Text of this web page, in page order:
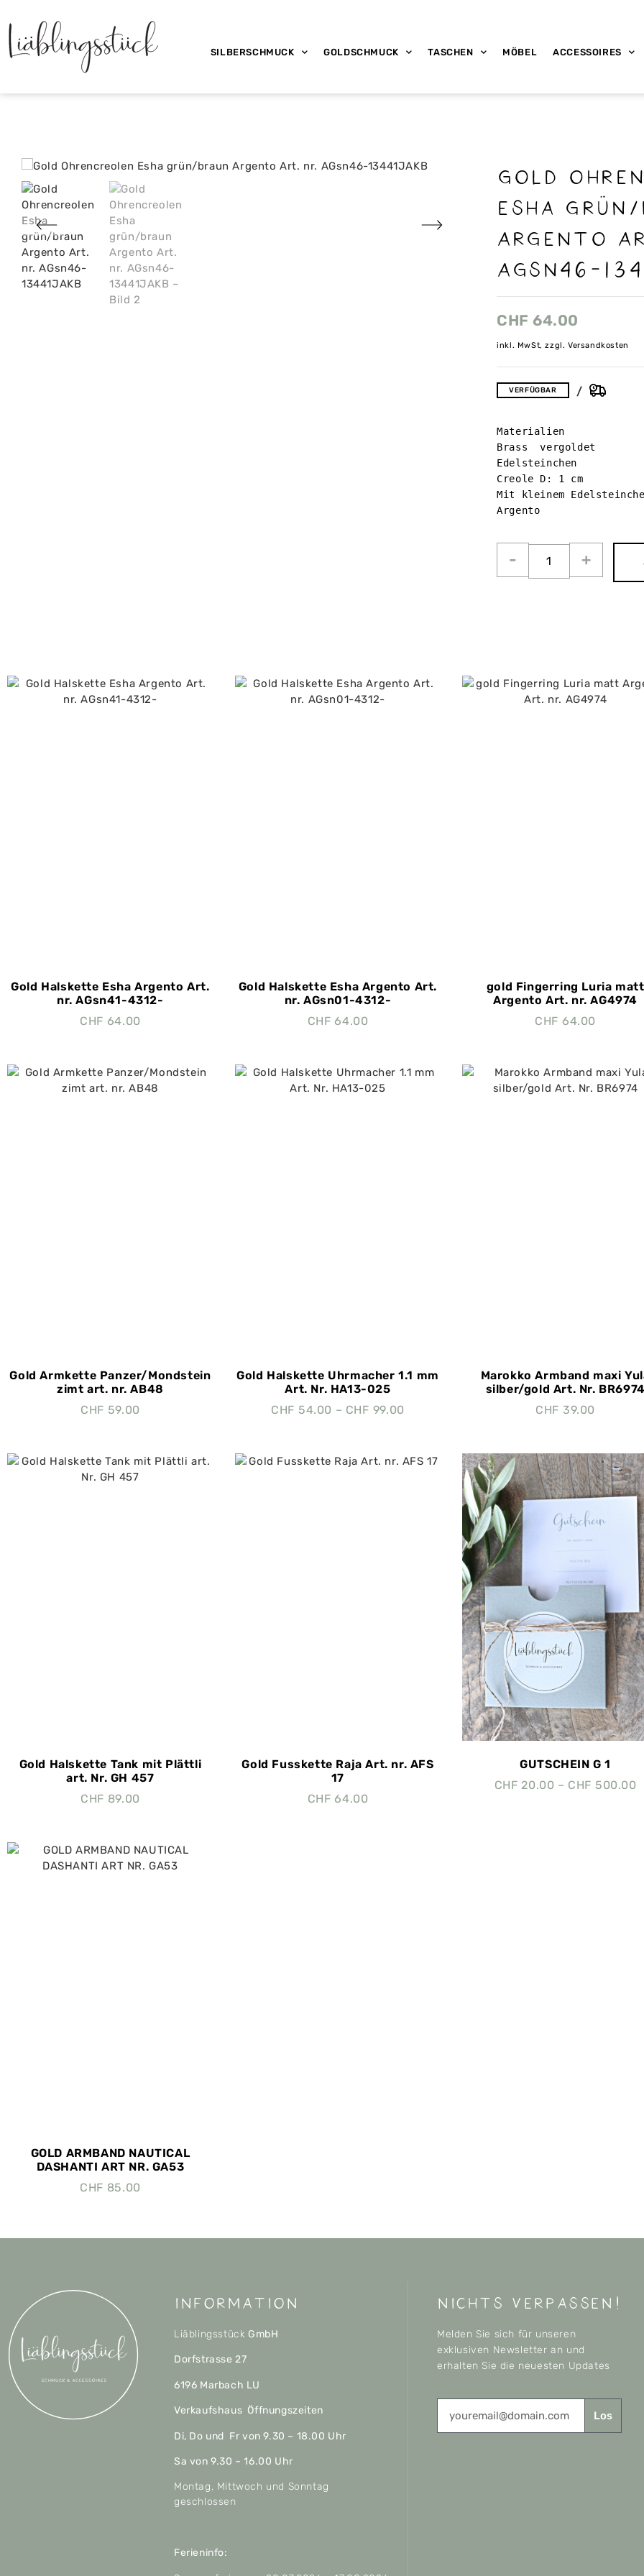
SILBERSCHMUCK GOLDSCHMUCK TASCHEN MÖBEL ACCESSOIRES
Gold
Esha
Argento
AGsn46-
CHF 64.00
inkl. MwSt, zzgl. Versandkosten
VERFÜGBAR
Materialien
Brass  vergoldet
Edelsteinchen
Creole D: 1 cm
Mit kleinem
Argento
Gold Halskette Esha Argento Art.
nr. AGsn41-4312-
CHF 64.00
Gold Halskette Esha Argento Art.
nr. AGsn01-4312-
CHF 64.00
gold Fingerring Luria matt
Argento Art. nr. AG4974
CHF 64.00
Gold Armkette Panzer/Mondstein
zimt art. nr. AB48
CHF 59.00
Gold Halskette Uhrmacher 1.1 mm
Art. Nr. HA13-025
CHF 54.00 – CHF 99.00
Marokko Armband maxi
silber/gold Art. Nr.
CHF 39.00
Gold Halskette Tank mit Plättli
art. Nr. GH 457
CHF 89.00
Gold Fusskette Raja Art. nr. AFS
17
CHF 64.00
GUTSCHEIN G 1
CHF 20.00 – CHF 500.00
GOLD ARMBAND NAUTICAL
DASHANTI ART NR. GA53
CHF 85.00
Information
Liäblingsstück GmbH
Dorfstrasse 27
6196 Marbach LU
Verkaufshaus Öffnungszeiten
Di, Do und Fr von 9.30 – 18.00 Uhr
Sa von 9.30 – 16.00 Uhr
Montag, Mittwoch und Sonntag
geschlossen
Ferieninfo:
nichts verpassen!
Melden Sie sich für unseren
exklusiven Newsletter an und
erhalten Sie die neuesten Updates
Los